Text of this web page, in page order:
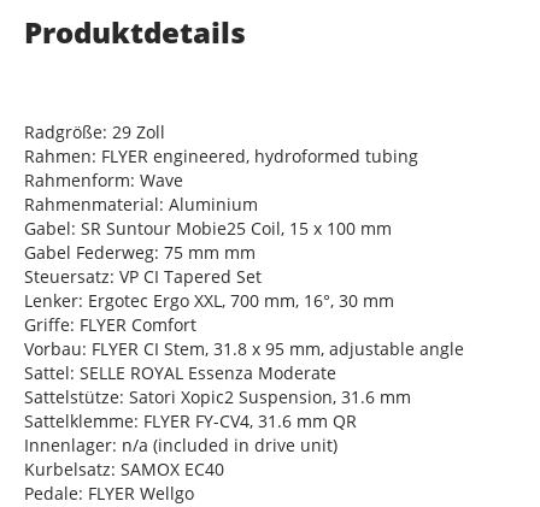
Produktdetails
Radgröße: 29 Zoll
Rahmen: FLYER engineered, hydroformed tubing
Rahmenform: Wave
Rahmenmaterial: Aluminium
Gabel: SR Suntour Mobie25 Coil, 15 x 100 mm
Gabel Federweg: 75 mm mm
Steuersatz: VP CI Tapered Set
Lenker: Ergotec Ergo XXL, 700 mm, 16°, 30 mm
Griffe: FLYER Comfort
Vorbau: FLYER CI Stem, 31.8 x 95 mm, adjustable angle
Sattel: SELLE ROYAL Essenza Moderate
Sattelstütze: Satori Xopic2 Suspension, 31.6 mm
Sattelklemme: FLYER FY-CV4, 31.6 mm QR
Innenlager: n/a (included in drive unit)
Kurbelsatz: SAMOX EC40
Pedale: FLYER Wellgo